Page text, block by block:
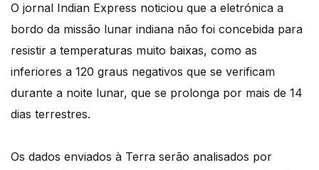
O jornal Indian Express noticiou que a eletrónica a
bordo da missão lunar indiana não foi concebida para
resistir a temperaturas muito baixas, como as
inferiores a 120 graus negativos que se verificam
durante a noite lunar, que se prolonga por mais de 14
dias terrestres.
Os dados enviados à Terra serão analisados por